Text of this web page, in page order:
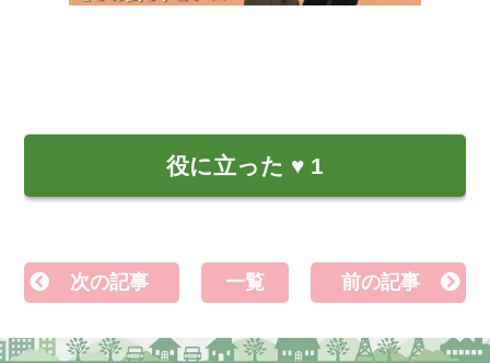
役に立った ♥ 1
次の記事 一覧 前の記事